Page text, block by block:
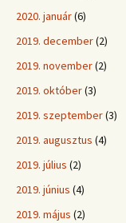
2020. január(6)
2019. december(2)
2019. november(2)
2019. október(3)
2019. szeptember(3)
2019. augusztus (4)
2019. július (2)
2019. június (4)
2019. május (2)